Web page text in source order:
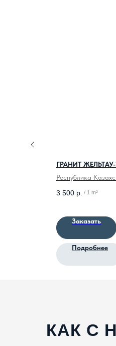
ГРАНИТ
Республика
3 500 р. / 1 m²
Заказать
Подробнее
КАК С